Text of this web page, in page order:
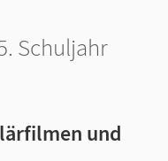
Schuljahr
und